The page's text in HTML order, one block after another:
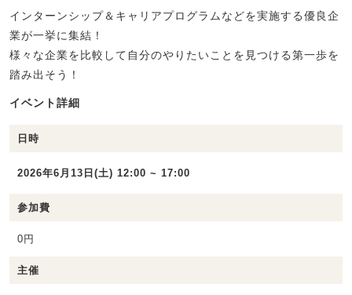
インターンシップ＆キャリアプログラムなどを実施する優良企
業が一挙に集結！
様々な企業を比較して自分のやりたいことを見つける第一歩を
踏み出そう！
イベント詳細
日時
2026年6月13日(土) 12:00 ~ 17:00
参加費
0円
主催